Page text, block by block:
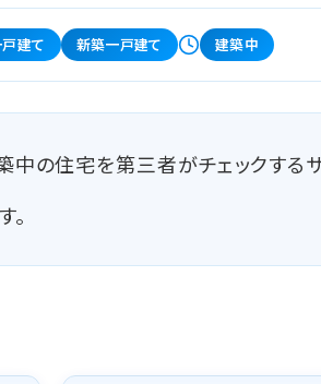
建て 新築一戸建て 建築中
の住宅を第三者がチェックするサ